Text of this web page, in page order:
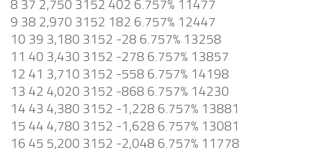
8 37 2,750 3152 402 6.757% 11477
9 38 2,970 3152 182 6.757% 12447
10 39 3,180 3152 -28 6.757% 13258
11 40 3,430 3152 -278 6.757% 13857
12 41 3,710 3152 -558 6.757% 14198
13 42 4,020 3152 -868 6.757% 14230
14 43 4,380 3152 -1,228 6.757% 13881
15 44 4,780 3152 -1,628 6.757% 13081
16 45 5,200 3152 -2,048 6.757% 11778